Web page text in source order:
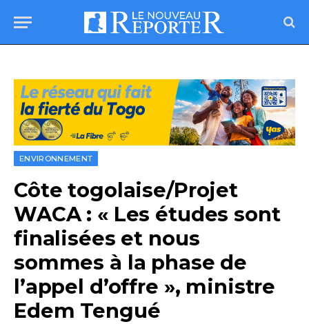
ENVIRONNEMENT
Côte togolaise/Projet
WACA : « Les études sont
finalisées et nous
sommes à la phase de
l’appel d’offre », ministre
Edem Tengué